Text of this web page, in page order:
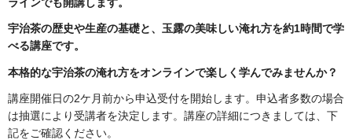
宇治茶の歴史や生産の基礎と、玉露の美味しい淹れ方を約1時間で学
べる講座です。
本格的な宇治茶の淹れ方をオンラインで楽しく学んでみませんか？
講座開催日の2ケ月前から申込受付を開始します。申込者多数の場合
は抽選により受講者を決定します。講座の詳細につきましては、下
記をご確認ください。